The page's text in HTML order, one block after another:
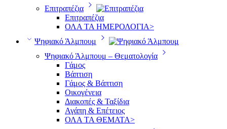
Επιτραπέζια
Επιτραπέζια
ΟΛΑ ΤΑ ΗΜΕΡΟΛΟΓΙΑ>
Ψηφιακό Άλμπουμ
Ψηφιακό Άλμπουμ – Θεματολογία
Γάμος
Βάπτιση
Γάμος & Βάπτιση
Οικογένεια
Διακοπές & Ταξίδια
Αγάπη & Επέτειος
ΟΛΑ ΤΑ ΘΕΜΑΤΑ>